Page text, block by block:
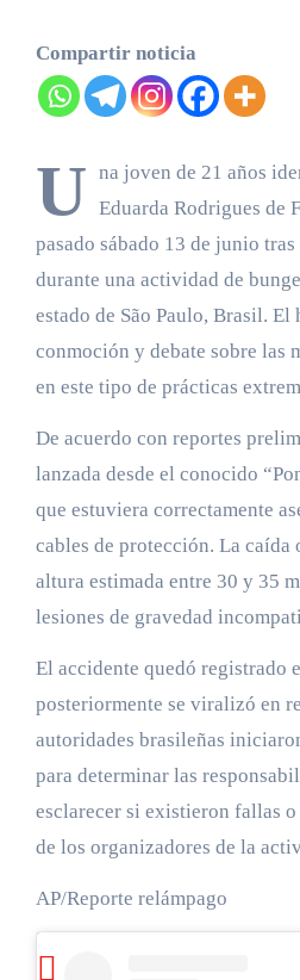
Compartir noticia
U na joven de 21 años
Eduarda Rodrigues de
pasado sábado 13 de junio
durante una actividad de
estado de São Paulo, Brasil. El
conmoción y debate sobre las
en este tipo de prácticas
De acuerdo con reportes
lanzada desde el conocido
que estuviera correctamente
cables de protección. La caída
altura estimada entre 30 y 35
lesiones de gravedad
El accidente quedó registrado
posteriormente se viralizó en
autoridades brasileñas
para determinar las
esclarecer si existieron fallas
de los organizadores de la
AP/Reporte relámpago